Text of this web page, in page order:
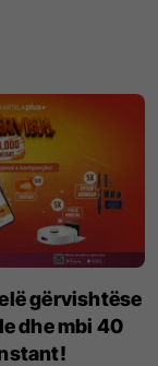
gërvishtëse
dhe mbi 40